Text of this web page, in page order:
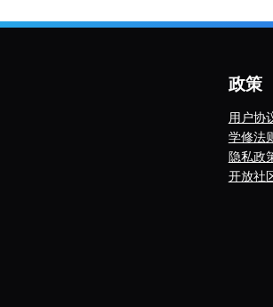
政策
用户协
学修法
隐私政
开放社